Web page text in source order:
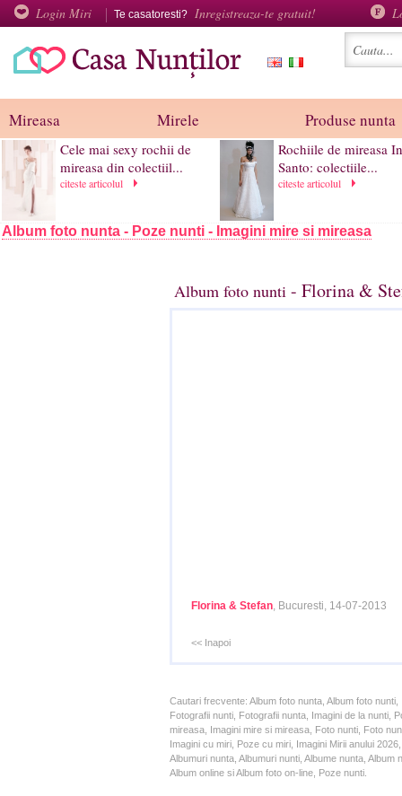
Login Miri Te casatoresti? Inregistreaza-te gratuit!
Mireasa Mirele Produse nunta
Cele mai sexy rochii de
mireasa din colectiil...
citeste articolul
Rochiile de mireasa
Santo: colectiile...
citeste articolul
Album foto nunta - Poze nunti - Imagini mire si mireasa
Album foto nunti - Florina &
Florina & Stefan, Bucuresti, 14-07-2013
<< Inapoi
Cautari frecvente: Album foto nunta, Album foto
Fotografii nunti, Fotografii nunta, Imagini de la nunti,
mireasa, Imagini mire si mireasa, Foto nunti, Foto
Imagini cu miri, Poze cu miri, Imagini Mirii anului
Albumuri nunta, Albumuri nunti, Albume nunta,
Album online si Album foto on-line, Poze nunti.